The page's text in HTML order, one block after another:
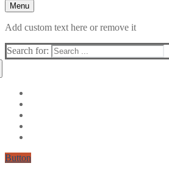
Menu
Add custom text here or remove it
Search for:
Button